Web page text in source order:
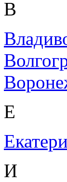
В
Е
И